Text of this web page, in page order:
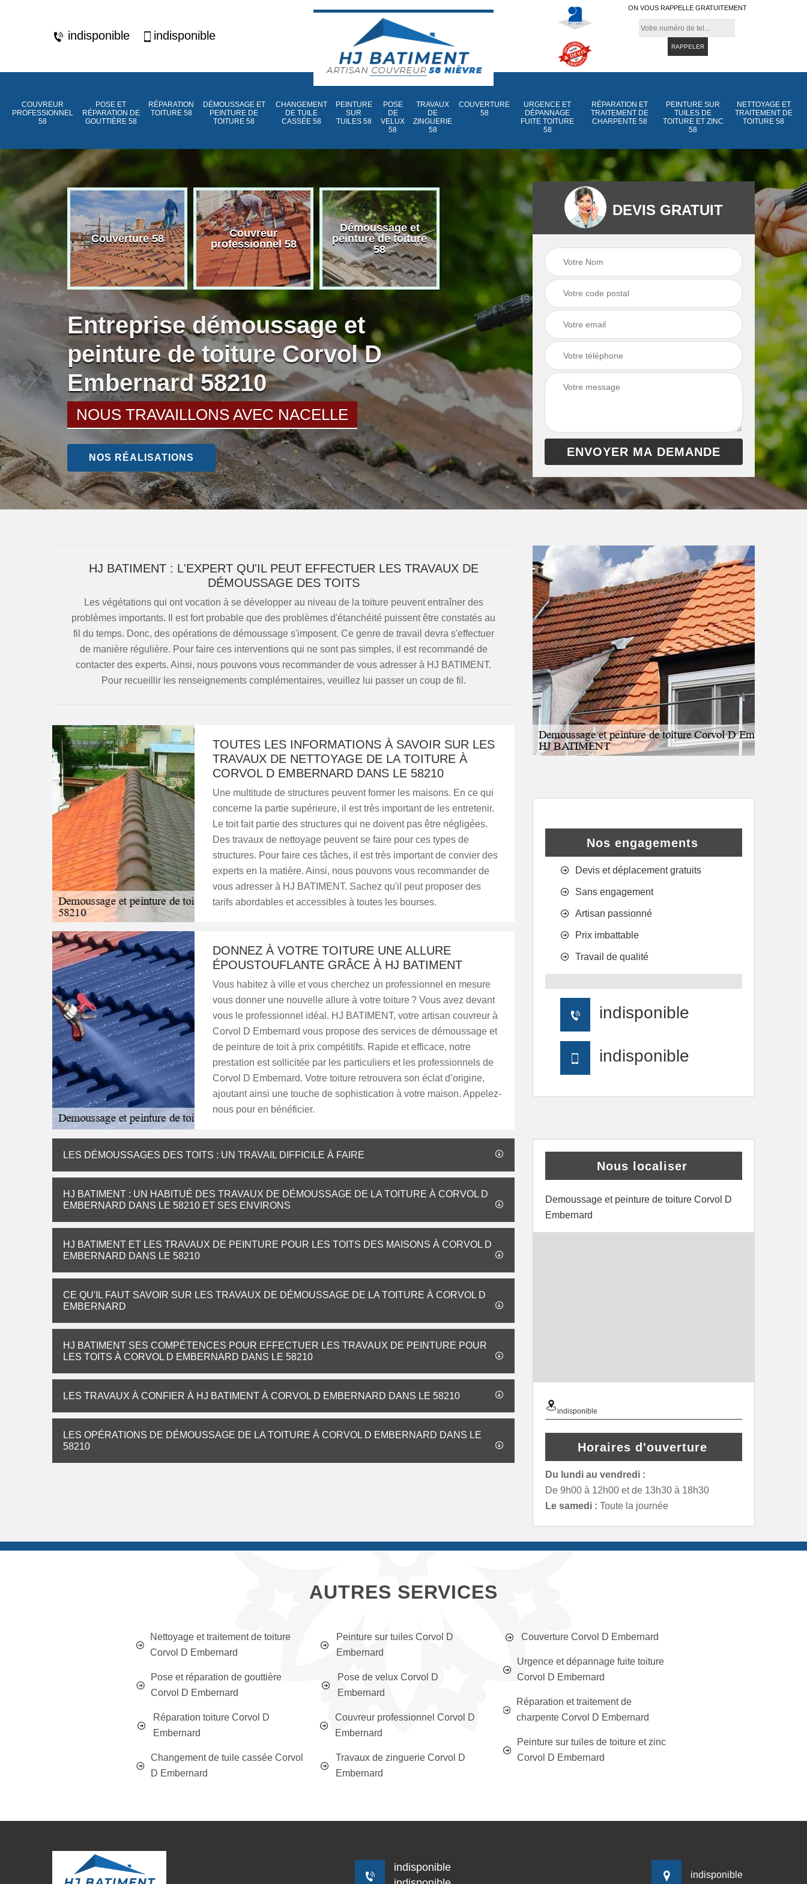
indisponible indisponible
ON VOUS RAPPELLE GRATUITEMENT
COUVREUR
PROFESSIONNEL
58
POSE ET
RÉPARATION DE
GOUTTIÈRE 58
RÉPARATION
TOITURE 58
DÉMOUSSAGE ET
PEINTURE DE
TOITURE 58
CHANGEMENT
DE TUILE
CASSÉE 58
PEINTURE
SUR
TUILES 58
POSE
DE
VELUX
58
TRAVAUX
DE
ZINGUERIE
58
COUVERTURE
58
URGENCE ET
DÉPANNAGE
FUITE TOITURE
58
RÉPARATION ET
TRAITEMENT DE
CHARPENTE 58
PEINTURE SUR
TUILES DE
TOITURE ET ZINC
58
NETTOYAGE ET
TRAITEMENT DE
TOITURE 58
de
58
Couverture 58
Couvreur
professionnel 58
Démoussage et
peinture de toiture
58
Nettoyage et
traitement de
toiture 58
Peinture sur tuiles
Peinture sur tuiles
de toiture et zinc
Entreprise démoussage et
peinture de toiture Corvol D
Embernard 58210
NOUS TRAVAILLONS AVEC NACELLE
NOS RÉALISATIONS
DEVIS GRATUIT
HJ BATIMENT : L'EXPERT QU'IL PEUT EFFECTUER LES TRAVAUX DE
DÉMOUSSAGE DES TOITS
Les végétations qui ont vocation à se développer au niveau de la toiture peuvent entraîner des
problèmes importants. Il est fort probable que des problèmes d'étanchéité puissent être constatés au
fil du temps. Donc, des opérations de démoussage s'imposent. Ce genre de travail devra s'effectuer
de manière régulière. Pour faire ces interventions qui ne sont pas simples, il est recommandé de
contacter des experts. Ainsi, nous pouvons vous recommander de vous adresser à HJ BATIMENT.
Pour recueillir les renseignements complémentaires, veuillez lui passer un coup de fil.
TOUTES LES INFORMATIONS À SAVOIR SUR LES
TRAVAUX DE NETTOYAGE DE LA TOITURE À
CORVOL D EMBERNARD DANS LE 58210
Une multitude de structures peuvent former les maisons. En ce qui
concerne la partie supérieure, il est très important de les entretenir.
Le toit fait partie des structures qui ne doivent pas être négligées.
Des travaux de nettoyage peuvent se faire pour ces types de
structures. Pour faire ces tâches, il est très important de convier des
experts en la matière. Ainsi, nous pouvons vous recommander de
vous adresser à HJ BATIMENT. Sachez qu'il peut proposer des
tarifs abordables et accessibles à toutes les bourses.
DONNEZ À VOTRE TOITURE UNE ALLURE
ÉPOUSTOUFLANTE GRÂCE À HJ BATIMENT
Vous habitez à ville et vous cherchez un professionnel en mesure
vous donner une nouvelle allure à votre toiture ? Vous avez devant
vous le professionnel idéal. HJ BATIMENT, votre artisan couvreur à
Corvol D Embernard vous propose des services de démoussage et
de peinture de toit à prix compétitifs. Rapide et efficace, notre
prestation est sollicitée par les particuliers et les professionnels de
Corvol D Embernard. Votre toiture retrouvera son éclat d’origine,
ajoutant ainsi une touche de sophistication à votre maison. Appelez-
nous pour en bénéficier.
LES DÉMOUSSAGES DES TOITS : UN TRAVAIL DIFFICILE À FAIRE
HJ BATIMENT : UN HABITUÉ DES TRAVAUX DE DÉMOUSSAGE DE LA TOITURE À CORVOL D
EMBERNARD DANS LE 58210 ET SES ENVIRONS
HJ BATIMENT ET LES TRAVAUX DE PEINTURE POUR LES TOITS DES MAISONS À CORVOL D
EMBERNARD DANS LE 58210
CE QU'IL FAUT SAVOIR SUR LES TRAVAUX DE DÉMOUSSAGE DE LA TOITURE À CORVOL D
EMBERNARD
HJ BATIMENT SES COMPÉTENCES POUR EFFECTUER LES TRAVAUX DE PEINTURE POUR
LES TOITS À CORVOL D EMBERNARD DANS LE 58210
LES TRAVAUX À CONFIER À HJ BATIMENT À CORVOL D EMBERNARD DANS LE 58210
LES OPÉRATIONS DE DÉMOUSSAGE DE LA TOITURE À CORVOL D EMBERNARD DANS LE
58210
Nos engagements
Devis et déplacement gratuits
Sans engagement
Artisan passionné
Prix imbattable
Travail de qualité
indisponible
indisponible
Nous localiser
Demoussage et peinture de toiture Corvol D
Embernard
indisponible
Horaires d'ouverture
Du lundi au vendredi :
De 9h00 à 12h00 et de 13h30 à 18h30
Le samedi : Toute la journée
AUTRES SERVICES
Nettoyage et traitement de toiture
Corvol D Embernard
Pose et réparation de gouttière
Corvol D Embernard
Réparation toiture Corvol D
Embernard
Changement de tuile cassée Corvol
D Embernard
Peinture sur tuiles Corvol D
Embernard
Pose de velux Corvol D
Embernard
Couvreur professionnel Corvol D
Embernard
Travaux de zinguerie Corvol D
Embernard
Couverture Corvol D Embernard
Urgence et dépannage fuite toiture
Corvol D Embernard
Réparation et traitement de
charpente Corvol D Embernard
Peinture sur tuiles de toiture et zinc
Corvol D Embernard
indisponible
indisponible